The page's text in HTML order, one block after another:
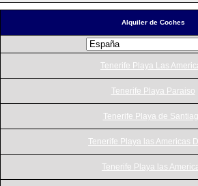
Alquiler de Coches
Tenerife Playa Las
Tenerife Playa Paraiso
Tenerife Playa de
Tenerife Playa las Americas
Tenerife Playa las